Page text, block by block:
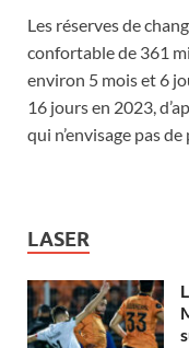
Les réserves de
confortable de 361
environ 5 mois et 6
16 jours en 2023,
qui n’envisage pas
LASER